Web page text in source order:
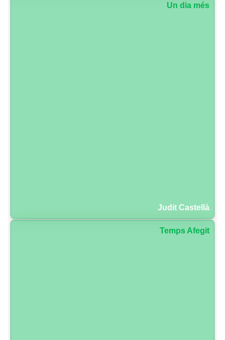
Un dia més
Judit Castellà
Temps Afegit